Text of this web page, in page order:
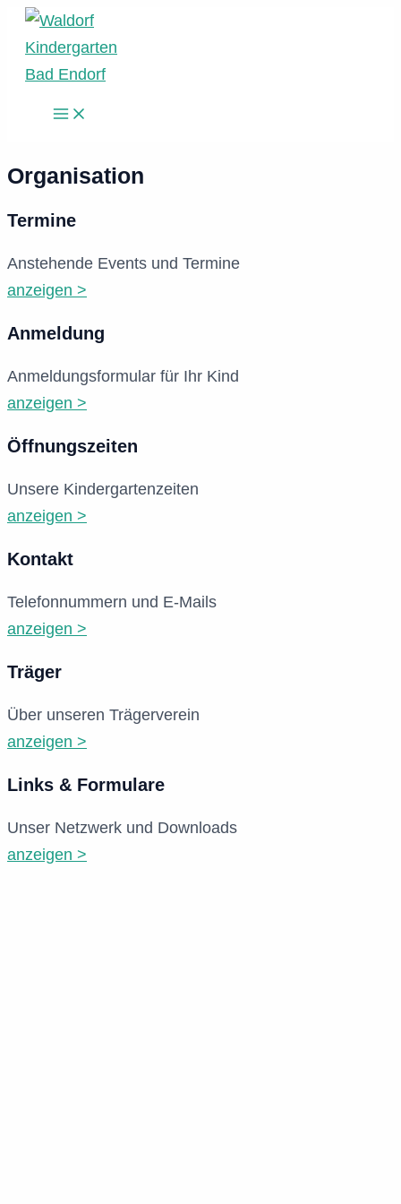
Zum
Inhalt
springen
Main
Organisation
Termine
Anstehende Events und Termine
anzeigen >
Anmeldung
Anmeldungsformular für Ihr Kind
anzeigen >
Öffnungszeiten
Unsere Kindergartenzeiten
anzeigen >
Kontakt
Telefonnummern und E-Mails
anzeigen >
Träger
Über unseren Trägerverein
anzeigen >
Links & Formulare
Unser Netzwerk und Downloads
anzeigen >